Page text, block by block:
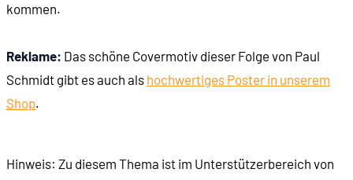
01:00:51
01:03:43 Die Ur-Quan
kommen.
Reklame: Das schöne Covermotiv dieser Folge von Paul
Schmidt gibt es auch als hochwertiges Poster in unserem
Shop.
Hinweis: Zu diesem Thema ist im Unterstützerbereich von